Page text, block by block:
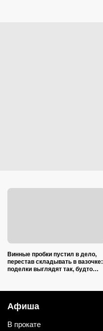
Винные пробки пустил в дело,
перестав складывать в вазочке:
поделки выглядят так, будто
Афиша
В прокате